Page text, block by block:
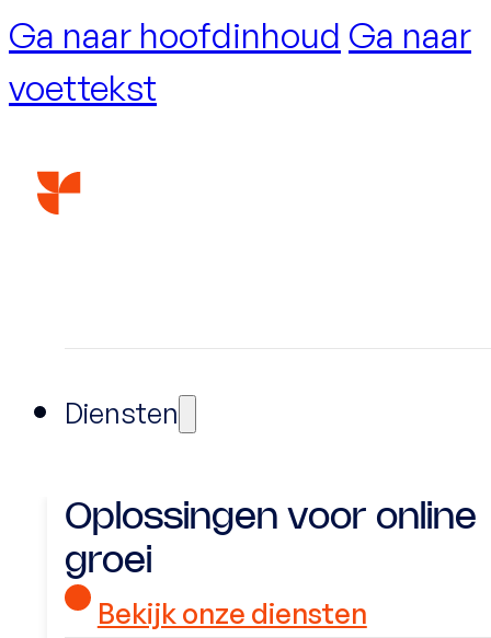
Ga naar hoofdinhoud Ga naar
voettekst
Diensten
Oplossingen voor online
groei
Bekijk onze diensten